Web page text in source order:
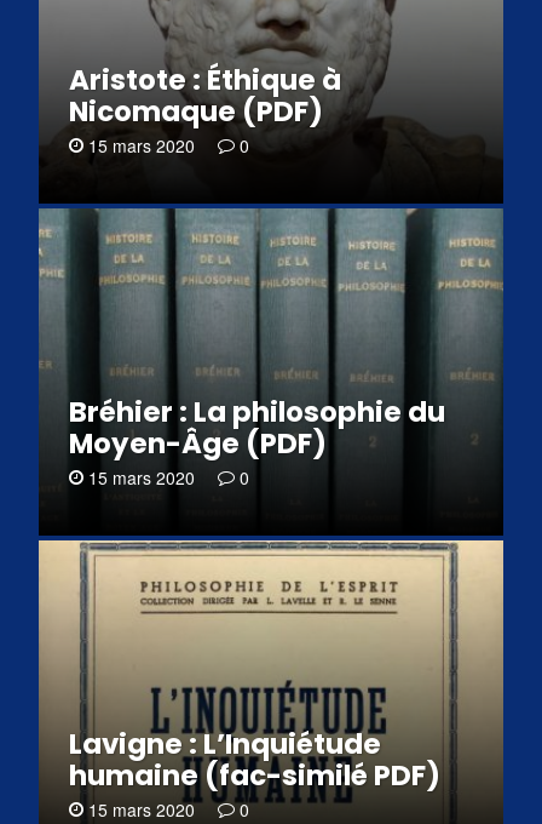
Aristote : Éthique à
Nicomaque (PDF)
15 mars 2020 0
Bréhier : La philosophie du
Moyen-Âge (PDF)
15 mars 2020 0
Lavigne : L’Inquiétude
humaine (fac-similé PDF)
15 mars 2020 0